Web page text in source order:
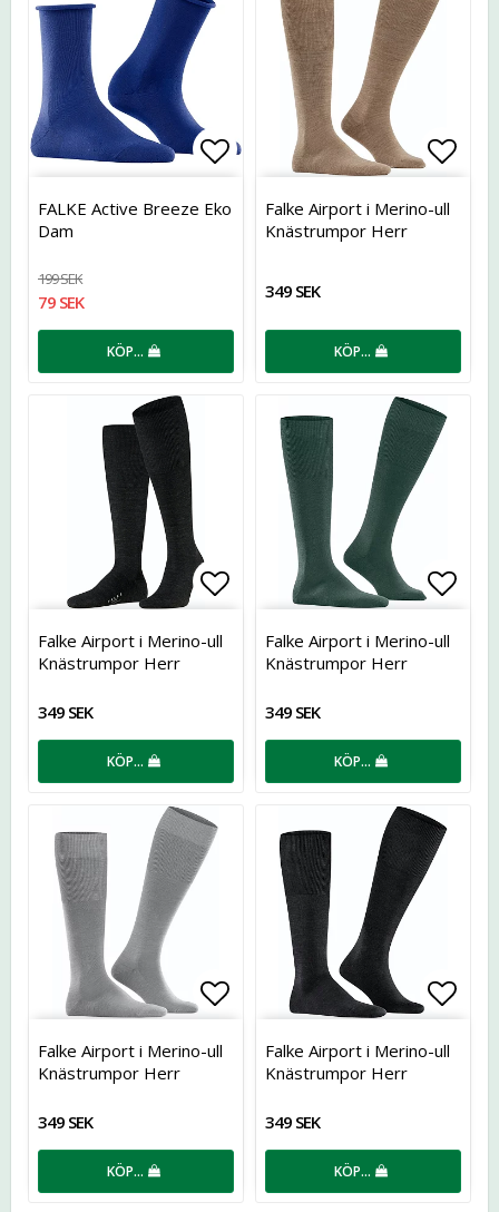
Lägg till i favoritlistan
FALKE Active Breeze Eko
Dam
199 SEK
79 SEK
KÖP…
Falke Airport i Merino-ull
Knästrumpor Herr
349 SEK
KÖP…
Lägg till i favoritlistan
Falke Airport i Merino-ull
Knästrumpor Herr
349 SEK
KÖP…
Falke Airport i Merino-ull
Knästrumpor Herr
349 SEK
KÖP…
Lägg till i favoritlistan
Falke Airport i Merino-ull
Knästrumpor Herr
349 SEK
KÖP…
Falke Airport i Merino-ull
Knästrumpor Herr
349 SEK
KÖP…